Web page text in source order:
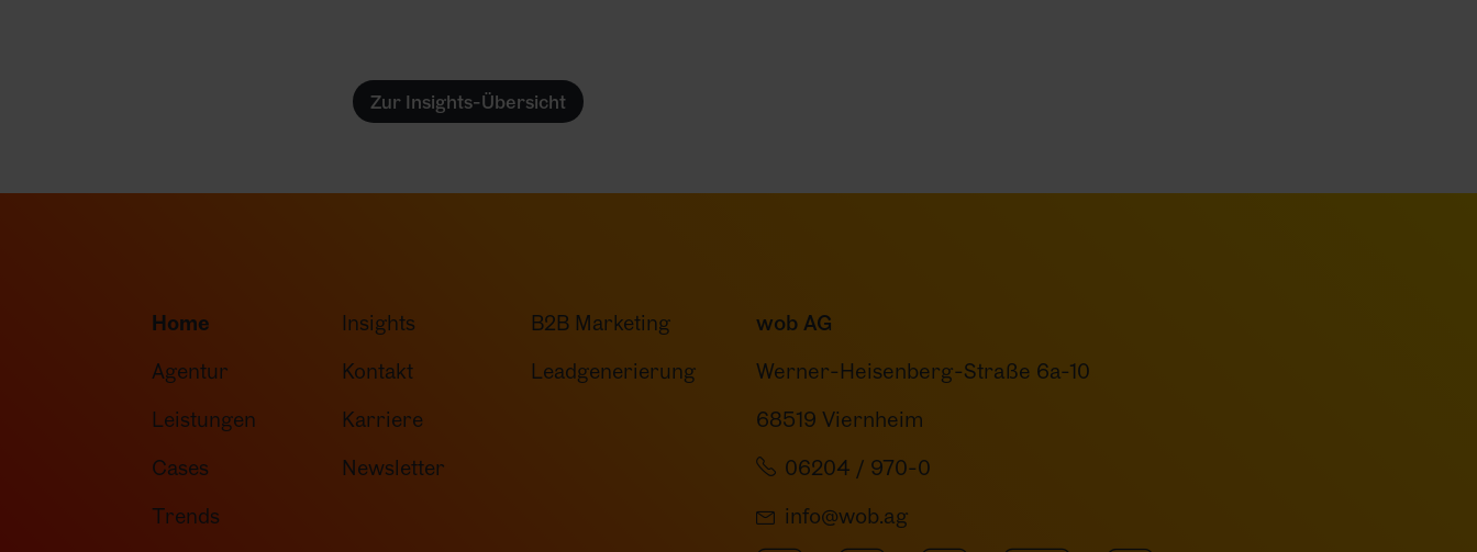
Zur Insights-Übersicht
Home
Agentur
Leistungen
Cases
Trends
Insights
Kontakt
Karriere
Newsletter
B2B Marketing
Leadgenerierung
wob AG
Werner-Heisenberg-Straße 6a-10
68519 Viernheim
06204 / 970-0
info@wob.ag